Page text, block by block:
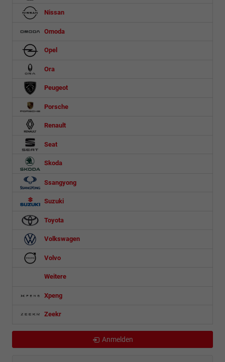
Nissan
Omoda
Opel
Ora
Peugeot
Porsche
Renault
Seat
Skoda
Ssangyong
Suzuki
Toyota
Volkswagen
Volvo
Weitere
Xpeng
Zeekr
Anmelden